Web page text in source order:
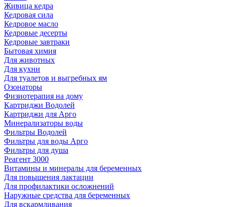
Живица кедра
Кедровая сила
Кедровое масло
Кедровые десерты
Кедровые завтраки
Бытовая химия
Для животных
Для кухни
Для туалетов и выгребных ям
Озонаторы
Физиотерапия на дому
Картриджи Водолей
Картриджи для Арго
Минерализаторы воды
Фильтры Водолей
Фильтры для воды Арго
Фильтры для душа
Реагент 3000
Витамины и минералы для беременных
Для повышения лактации
Для профилактики осложнений
Наружные средства для беременных
Для вскармливания